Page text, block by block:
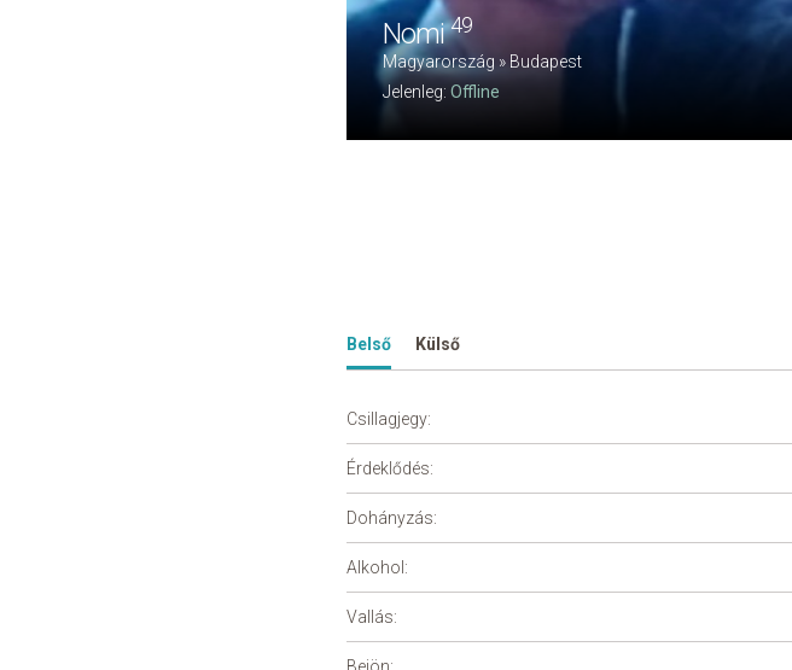
Nomi49
Magyarország » Budapest
Jelenleg: Offline
Belső Külső
Csillagjegy:
Érdeklődés:
Dohányzás:
Alkohol:
Vallás: